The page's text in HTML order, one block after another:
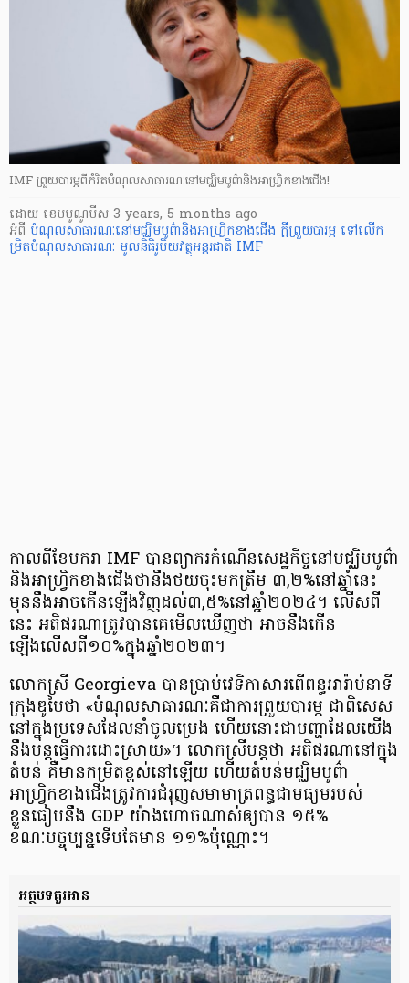
IMF ព្រួយបារម្ភពីកំរិតបំណុលសាធារណៈនៅមជ្ឈិមបូព៌ានិងអាហ្រ្វិកខាងជើង!
ដោយ ​ ខេមបូណូមីស 3 years, 5 months ago
អំពី បំណុលសាធារណៈនៅមជ្ឈិមបូព៌ានិងអាហ្រ្វិកខាងជើង ក្តីព្រួយបារម្ភ ទៅលើក
ម្រិតបំណុលសាធារណៈ មូលនិធិរូបិយវត្ថុអន្តរជាតិ IMF
កាលពីខែមករា IMF បានព្យាករកំណើនសេដ្ឋកិច្ចនៅមជ្ឈិមបូព៌ា
និងអាហ្រ្វិកខាងជើងថានឹងថយចុះមកត្រឹម ៣,២%នៅឆ្នាំនេះ
មុននឹងអាចកើនឡើងវិញដល់៣,៥%នៅឆ្នាំ២០២៤។ លើសពី
នេះ អតិផរណាត្រូវបានគេមើលឃើញថា អាចនឹងកើន
ឡើងលើសពី១០%ក្នុងឆ្នាំ២០២៣។
លោកស្រី Georgieva បានប្រាប់វេទិកាសារពើពន្ធអារ៉ាប់នាទី
ក្រុងឌូបៃថា «បំណុលសាធារណៈគឺជាការព្រួយបារម្ភ ជាពិសេស
នៅក្នុងប្រទេសដែលនាំចូលប្រេង ហើយនោះជាបញ្ហាដែលយើង
នឹងបន្តធ្វើការដោះស្រាយ»។ លោកស្រីបន្តថា អតិផរណានៅក្នុង
តំបន់ គឺមានកម្រិតខ្ពស់នៅឡើយ ហើយតំបន់មជ្ឈិមបូព៌ា
អាហ្រ្វិកខាងជើងត្រូវការជំរុញសមាមាត្រពន្ធជាមធ្យមរបស់
ខ្លួនធៀបនឹង GDP យ៉ាងហោចណាស់ឲ្យបាន ១៥%
ខណៈបច្ចុប្បន្នទើបតែមាន ១១%ប៉ុណ្ណោះ។
អត្ថបទគួរអាន